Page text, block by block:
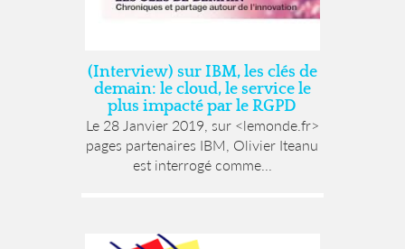
(Interview) sur IBM, les clés de
demain: le cloud, le service le
plus impacté par le RGPD
Le 28 Janvier 2019, sur <lemonde.fr>
pages partenaires IBM, Olivier Iteanu
est interrogé comme...